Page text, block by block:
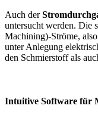
Auch der
untersucht werden. Die
Machining)-Ströme,
unter Anlegung
den Schmierstoff als
Intuitive Software für